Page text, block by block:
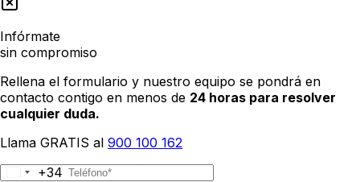
Infórmate
sin compromiso
Rellena el formulario y nuestro equipo se pondrá en
contacto contigo en menos de 24 horas para resolver
cualquier duda.
Llama GRATIS al 900 100 162
+34